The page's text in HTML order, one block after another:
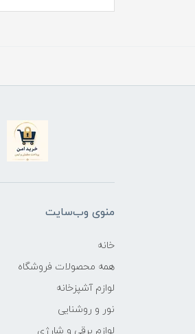
منوی وب‌سایت
خانه
همه محصولات فروشگاه
لوازم آشپزخانه
نور و روشنایی
لوازم برقی و شارژی